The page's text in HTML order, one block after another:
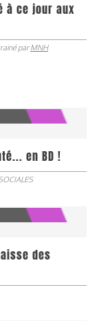
à ce jour aux
parMNH
en BD !
des